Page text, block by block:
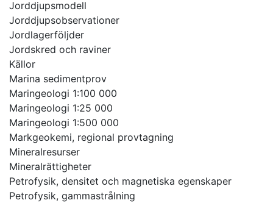
Jorddjupsmodell
Jorddjupsobservationer
Jordlagerföljder
Jordskred och raviner
Källor
Marina sedimentprov
Maringeologi 1:100 000
Maringeologi 1:25 000
Maringeologi 1:500 000
Markgeokemi, regional provtagning
Mineralresurser
Mineralrättigheter
Petrofysik, densitet och magnetiska egenskaper
Petrofysik, gammastrålning